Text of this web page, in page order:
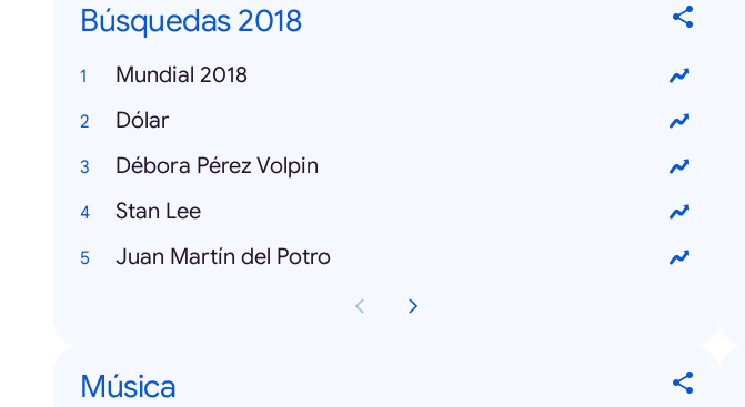
Búsquedas 2018
Mundial 2018
Dólar
Débora Pérez Volpin
Stan Lee
Juan Martín del Potro
Música